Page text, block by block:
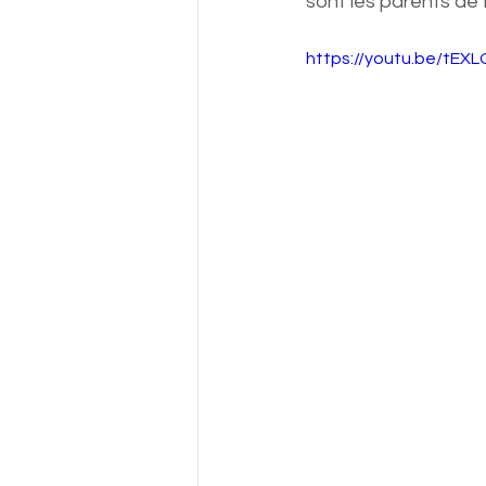
https://youtu.be/